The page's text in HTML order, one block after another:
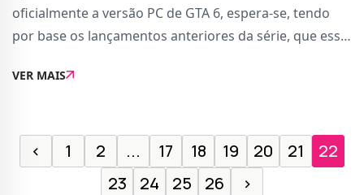
oficialmente a versão PC de GTA 6, espera-se, tendo
por base os lançamentos anteriores da série, que essa
versão PC só foi lançada um ano ma
VER MAIS
‹ 1 2 ... 17 18 19 20 21
22
23
24 25 26 ›